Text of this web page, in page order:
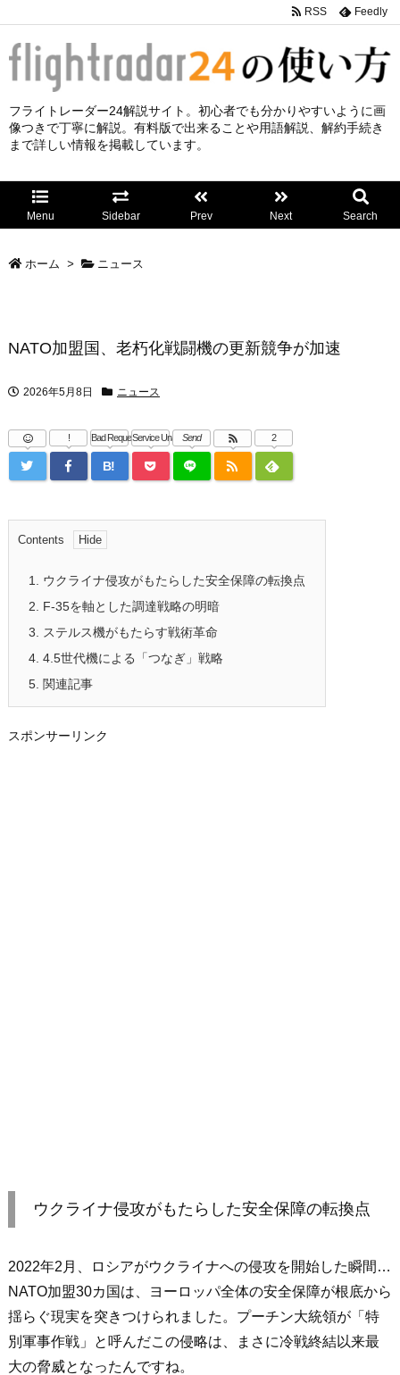
フライトレーダー24解説サイト。初心者でも分かりやすいように画
像つきで丁寧に解説。有料版で出来ることや用語解説、解約手続き
まで詳しい情報を掲載しています。
Menu Sidebar Prev Next Search
RSS Feedly
ホーム > ニュース
NATO加盟国、老朽化戦闘機の更新競争が加速
2026年5月8日 ニュース
!
B!
Bad RequestService Una Send 2
Contents
1.
ウクライナ侵攻がもたらした安全保障の転換点
2.
F-35を軸とした調達戦略の明暗
3.
ステルス機がもたらす戦術革命
4. 4.5世代機による「つなぎ」戦略
5. 関連記事
スポンサーリンク
ウクライナ侵攻がもたらした安全保障の転換点
2022年2月、ロシアがウクライナへの侵攻を開始した瞬間…
NATO加盟30カ国は、ヨーロッパ全体の安全保障が根底から
揺らぐ現実を突きつけられました。プーチン大統領が「特
別軍事作戦」と呼んだこの侵略は、まさに冷戦終結以来最
大の脅威となったんですね。